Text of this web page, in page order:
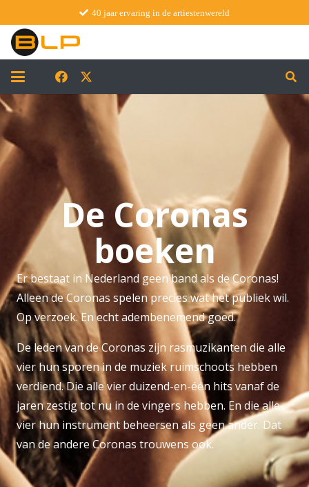
40 jaar ervaring in de artiestenwereld
De Coronas
boeken
Er bestaat in Nederland geen band als de Coronas!
Alleen de Coronas spelen precies wat het publiek wil.
Op verzoek. En echt adembenemend goed.
De leden van de Coronas zijn rasmuzikanten die alle
vier hun sporen in de muziek ruimschoots hebben
verdiend. Die alle vier duizend-en-één hits vanaf de
jaren zestig tot nu in de vingers hebben. En die alle
vier hun instrument beheersen als geen ander. Dat
van de andere Coronas trouwens ook.